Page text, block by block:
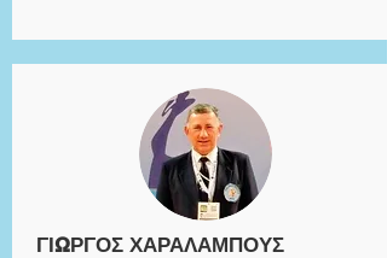
ΓΙΩΡΓΟΣ ΧΑΡΑΛΑΜΠΟΥΣ